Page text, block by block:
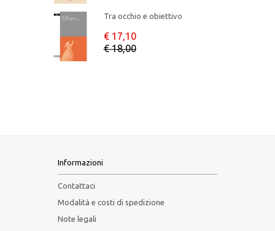
Tra occhio e obiettivo
€ 17,10
€ 18,00
Informazioni
Contattaci
Modalità e costi di spedizione
Note legali